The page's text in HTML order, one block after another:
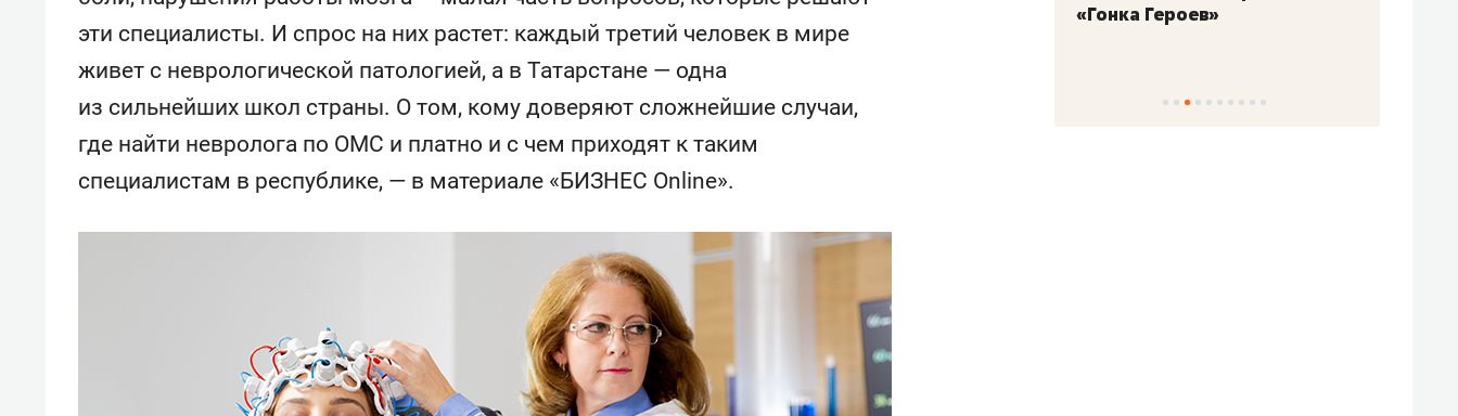
эти специалисты. И спрос на них растет: каждый третий человек в мире
живет с неврологической патологией, а в Татарстане — одна
из сильнейших школ страны. О том, кому доверяют сложнейшие случаи,
где найти невролога по ОМС и платно и с чем приходят к таким
специалистам в республике, — в материале «БИЗНЕС Online».
состоянием как основа
антихрупких команд
«Гонка Героев»